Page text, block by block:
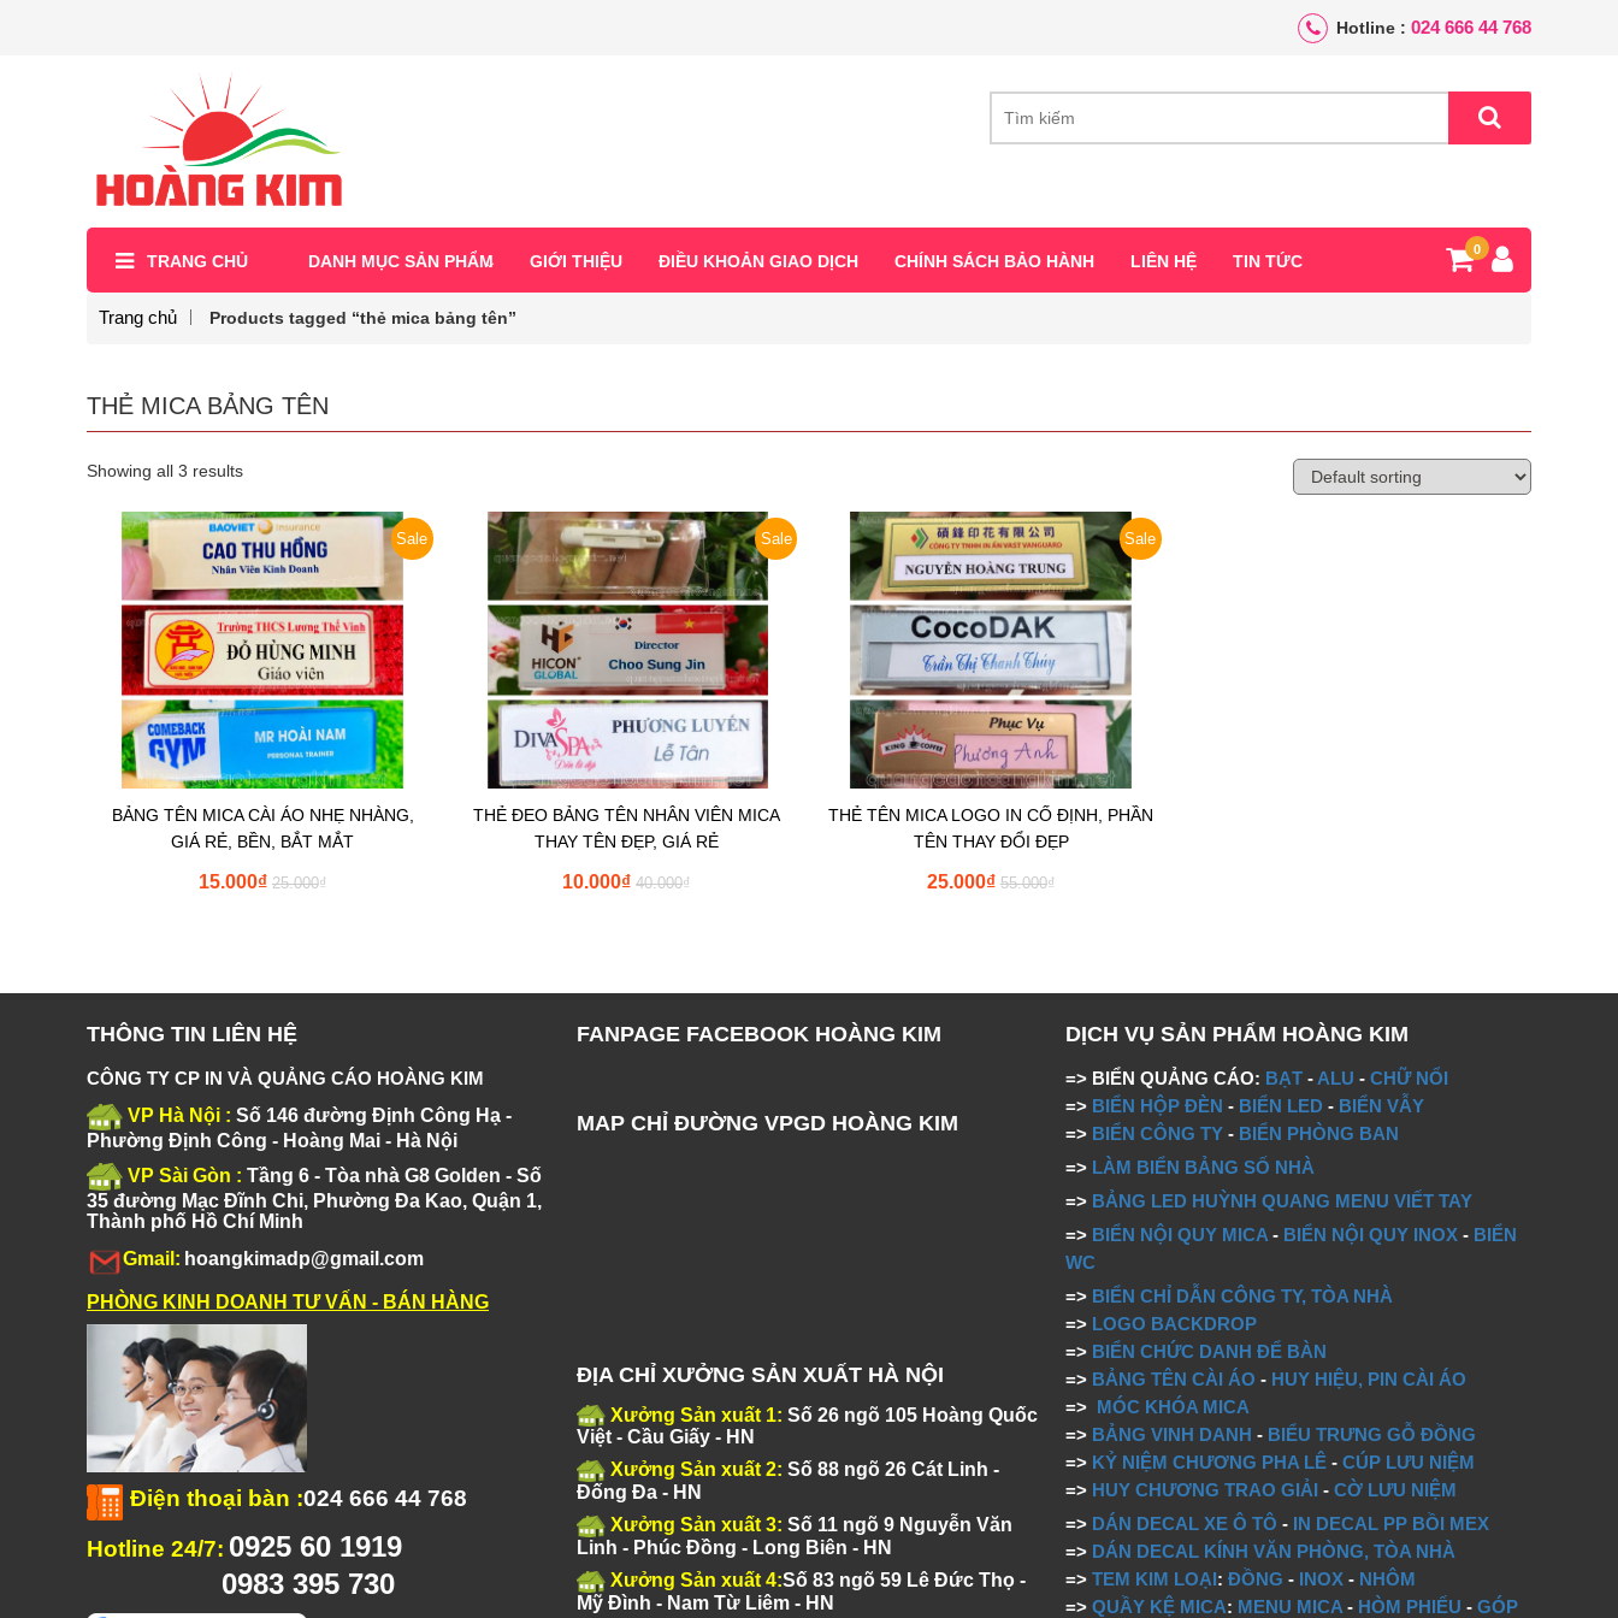
Hotline : 024 666 44 768
TRANG CHỦ DANH MỤC SẢN PHẨM GIỚI THIỆU ĐIỀU KHOẢN GIAO DỊCH CHÍNH SÁCH BẢO HÀNH LIÊN HỆ TIN TỨC
0
Trang chủ Products tagged “thẻ mica bảng tên”
THẺ MICA BẢNG TÊN
Showing all 3 results
Sale
BẢNG TÊN MICA CÀI ÁO NHẸ NHÀNG,
GIÁ RẺ, BỀN, BẮT MẮT
₫
25.000
₫
15.000
Sale
THẺ ĐEO BẢNG TÊN NHÂN VIÊN MICA
THAY TÊN ĐẸP, GIÁ RẺ
₫
40.000
₫
10.000
Sale
THẺ TÊN MICA LOGO IN CỐ ĐỊNH, PHẦN
TÊN THAY ĐỔI ĐẸP
₫
55.000
₫
25.000
THÔNG TIN LIÊN HỆ
CÔNG TY CP IN VÀ QUẢNG CÁO HOÀNG KIM
VP Hà Nội : Số 146 đường Định Công Hạ -
Phường Định Công - Hoàng Mai - Hà Nội
VP Sài Gòn : Tầng 6 - Tòa nhà G8 Golden - Số
35 đường Mạc Đĩnh Chi, Phường Đa Kao, Quận 1,
Thành phố Hồ Chí Minh
Gmail: hoangkimadp@gmail.com
PHÒNG KINH DOANH TƯ VẤN - BÁN HÀNG
Điện thoại bàn :024 666 44 768
Hotline 24/7: 0925 60 1919
0983 395 730
FANPAGE FACEBOOK HOÀNG KIM
MAP CHỈ ĐƯỜNG VPGD HOÀNG KIM
ĐỊA CHỈ XƯỞNG SẢN XUẤT HÀ NỘI
Xưởng Sản xuất 1: Số 26 ngõ 105 Hoàng Quốc
Việt - Cầu Giấy - HN
Xưởng Sản xuất 2: Số 88 ngõ 26 Cát Linh -
Đống Đa - HN
Xưởng Sản xuất 3: Số 11 ngõ 9 Nguyễn Văn
Linh - Phúc Đồng - Long Biên - HN
Xưởng Sản xuất 4:Số 83 ngõ 59 Lê Đức Thọ -
Mỹ Đình - Nam Từ Liêm - HN
DỊCH VỤ SẢN PHẨM HOÀNG KIM
=> BIỂN QUẢNG CÁO: BẠT - ALU -CHỮ NỔI
=> BIỂN HỘP ĐÈN - BIỂN LED - BIỂN VẪY
=> BIỂN CÔNG TY - BIỂN PHÒNG BAN
=> LÀM BIỂN BẢNG SỐ NHÀ
=> BẢNG LED HUỲNH QUANG MENU VIẾT TAY
=> BIỂN NỘI QUY MICA - BIỂN NỘI QUY INOX - BIỂN
WC
=> BIỂN CHỈ DẪN CÔNG TY, TÒA NHÀ
=> LOGO BACKDROP
=> BIỂN CHỨC DANH ĐỂ BÀN
=> BẢNG TÊN CÀI ÁO - HUY HIỆU, PIN CÀI ÁO
=> MÓC KHÓA MICA
=> BẢNG VINH DANH - BIỂU TRƯNG GỖ ĐỒNG
=> KỶ NIỆM CHƯƠNG PHA LÊ -CÚP LƯU NIỆM
=> HUY CHƯƠNG TRAO GIẢI -CỜ LƯU NIỆM
=> DÁN DECAL XE Ô TÔ - IN DECAL PP BỒI MEX
=> DÁN DECAL KÍNH VĂN PHÒNG, TÒA NHÀ
=>TEM KIM LOẠI:ĐỒNG - INOX - NHÔM
=>QUẦY KỆ MICA: MENU MICA - HÒM PHIẾU -GÓP